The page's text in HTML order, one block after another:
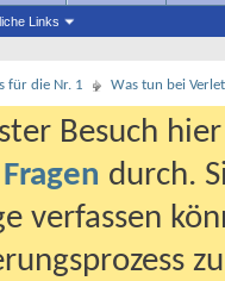
Links
für die Nr. 1 Was tun bei
Besuch
durch.
verfassen